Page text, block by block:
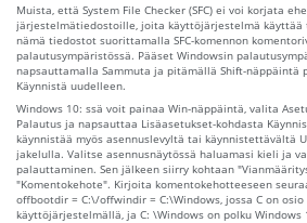
Muista, että System File Checker (SFC) ei voi korjata
järjestelmätiedostoille, joita käyttöjärjestelmä
nämä tiedostot suorittamalla SFC-komennon
palautusympäristössä. Pääset Windowsin
napsauttamalla Sammuta ja pitämällä Shift-
Käynnistä uudelleen.
Windows 10: ssä voit painaa Win-näppäintä, valita
Palautus ja napsauttaa Lisäasetukset-kohdasta
käynnistää myös asennuslevyltä tai käynnistettävältä
jakelulla. Valitse asennusnäytössä haluamasi kieli ja
palauttaminen. Sen jälkeen siirry kohtaan
"Komentokehote". Kirjoita komentokehotteeseen
offbootdir = C:\/offwindir = C:\Windows, jossa C on
käyttöjärjestelmällä, ja C: \Windows on polku Windows